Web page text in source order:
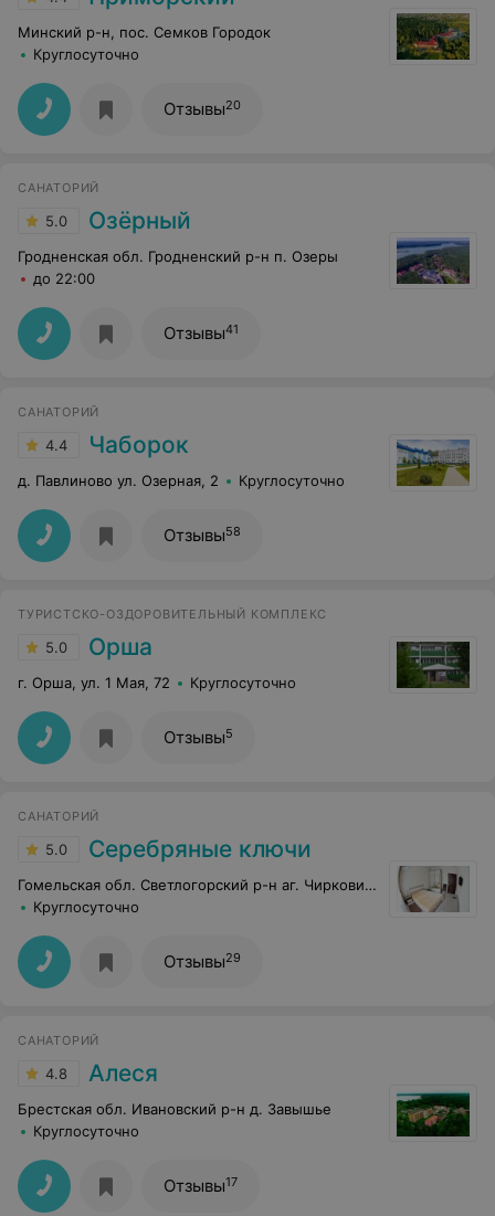
Минский р-н, пос. Семков Городок
Круглосуточно
Отзывы20
САНАТОРИЙ
5.0 Озёрный
Гродненская обл. Гродненский р-н п. Озеры
до 22:00
Отзывы41
САНАТОРИЙ
4.4 Чаборок
д. Павлиново ул. Озерная, 2 Круглосуточно
Отзывы58
ТУРИСТСКО-ОЗДОРОВИТЕЛЬНЫЙ КОМПЛЕКС
5.0 Орша
г. Орша, ул. 1 Мая, 72 Круглосуточно
Отзывы5
САНАТОРИЙ
5.0 Серебряные ключи
Гомельская обл. Светлогорский р-н аг. Чирковичи
Круглосуточно
Отзывы29
САНАТОРИЙ
4.8 Алеся
Брестская обл. Ивановский р-н д. Завышье
Круглосуточно
Отзывы17